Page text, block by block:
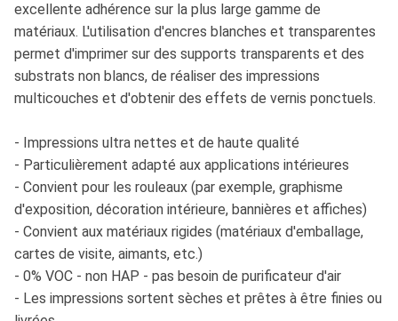
excellente adhérence sur la plus large gamme de
matériaux. L'utilisation d'encres blanches et transparentes
permet d'imprimer sur des supports transparents et des
substrats non blancs, de réaliser des impressions
multicouches et d'obtenir des effets de vernis ponctuels.
- Impressions ultra nettes et de haute qualité
- Particulièrement adapté aux applications intérieures
- Convient pour les rouleaux (par exemple, graphisme
d'exposition, décoration intérieure, bannières et affiches)
- Convient aux matériaux rigides (matériaux d'emballage,
cartes de visite, aimants, etc.)
- 0% VOC - non HAP - pas besoin de purificateur d'air
- Les impressions sortent sèches et prêtes à être finies ou